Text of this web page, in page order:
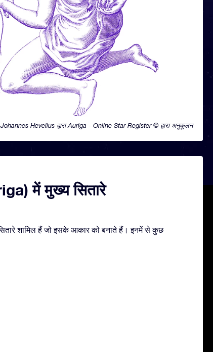
Johannes Hevelius द्वारा Auriga - Online Star Register © द्वारा अनुकूलन
में मुख्य सितारे
शामिल हैं जो इसके आकार को बनाते हैं। इनमें से कुछ